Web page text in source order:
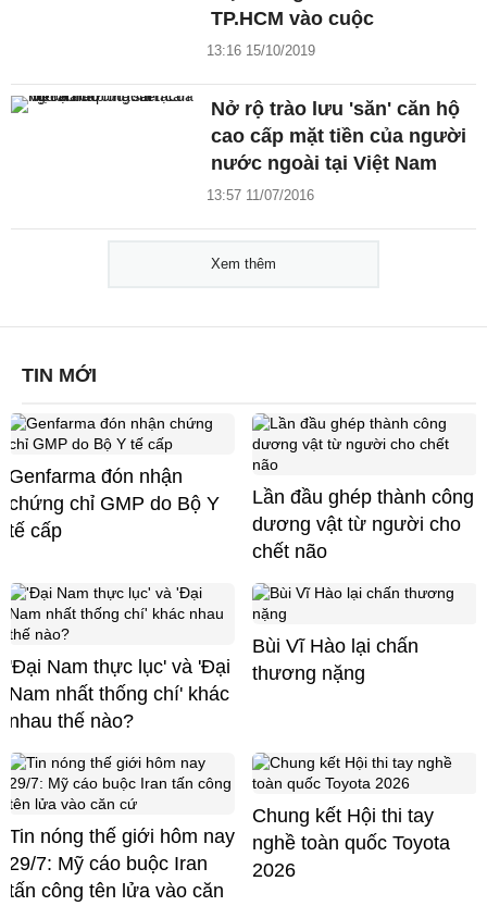
TP.HCM vào cuộc
13:16 15/10/2019
Nở rộ trào lưu 'săn' căn hộ
cao cấp mặt tiền của người
nước ngoài tại Việt Nam
13:57 11/07/2016
Xem thêm
TIN MỚI
Genfarma đón nhận
chứng chỉ GMP do Bộ Y
tế cấp
Lần đầu ghép thành công
dương vật từ người cho
chết não
'Đại Nam thực lục' và 'Đại
Nam nhất thống chí' khác
nhau thế nào?
Bùi Vĩ Hào lại chấn
thương nặng
Tin nóng thế giới hôm nay
29/7: Mỹ cáo buộc Iran
tấn công tên lửa vào căn
Chung kết Hội thi tay
nghề toàn quốc Toyota
2026